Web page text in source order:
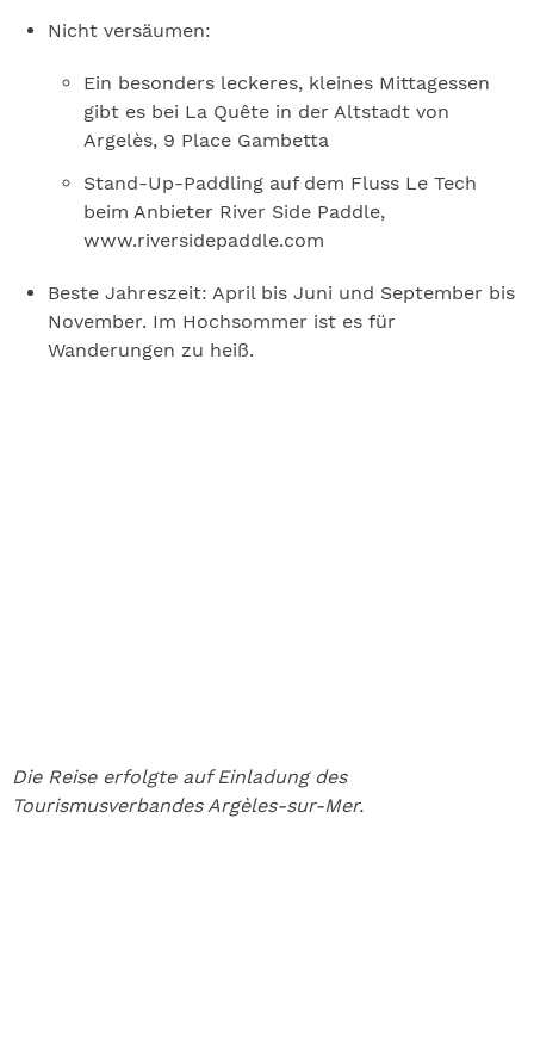
Nicht versäumen:
Ein besonders leckeres, kleines Mittagessen
gibt es bei La Quête in der Altstadt von
Argelès, 9 Place Gambetta
Stand-Up-Paddling auf dem Fluss Le Tech
beim Anbieter River Side Paddle,
www.riversidepaddle.com
Beste Jahreszeit: April bis Juni und September bis
November. Im Hochsommer ist es für
Wanderungen zu heiß.
Die Reise erfolgte auf Einladung des
Tourismusverbandes Argèles-sur-Mer.